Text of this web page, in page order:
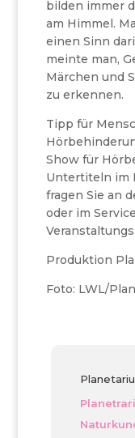
bilden immer
am Himmel.
einen Sinn
meinte man,
Märchen und
zu erkennen.
Tipp für
Show für
Untertiteln im
fragen Sie an
oder im
Produktion
Foto: LWL/